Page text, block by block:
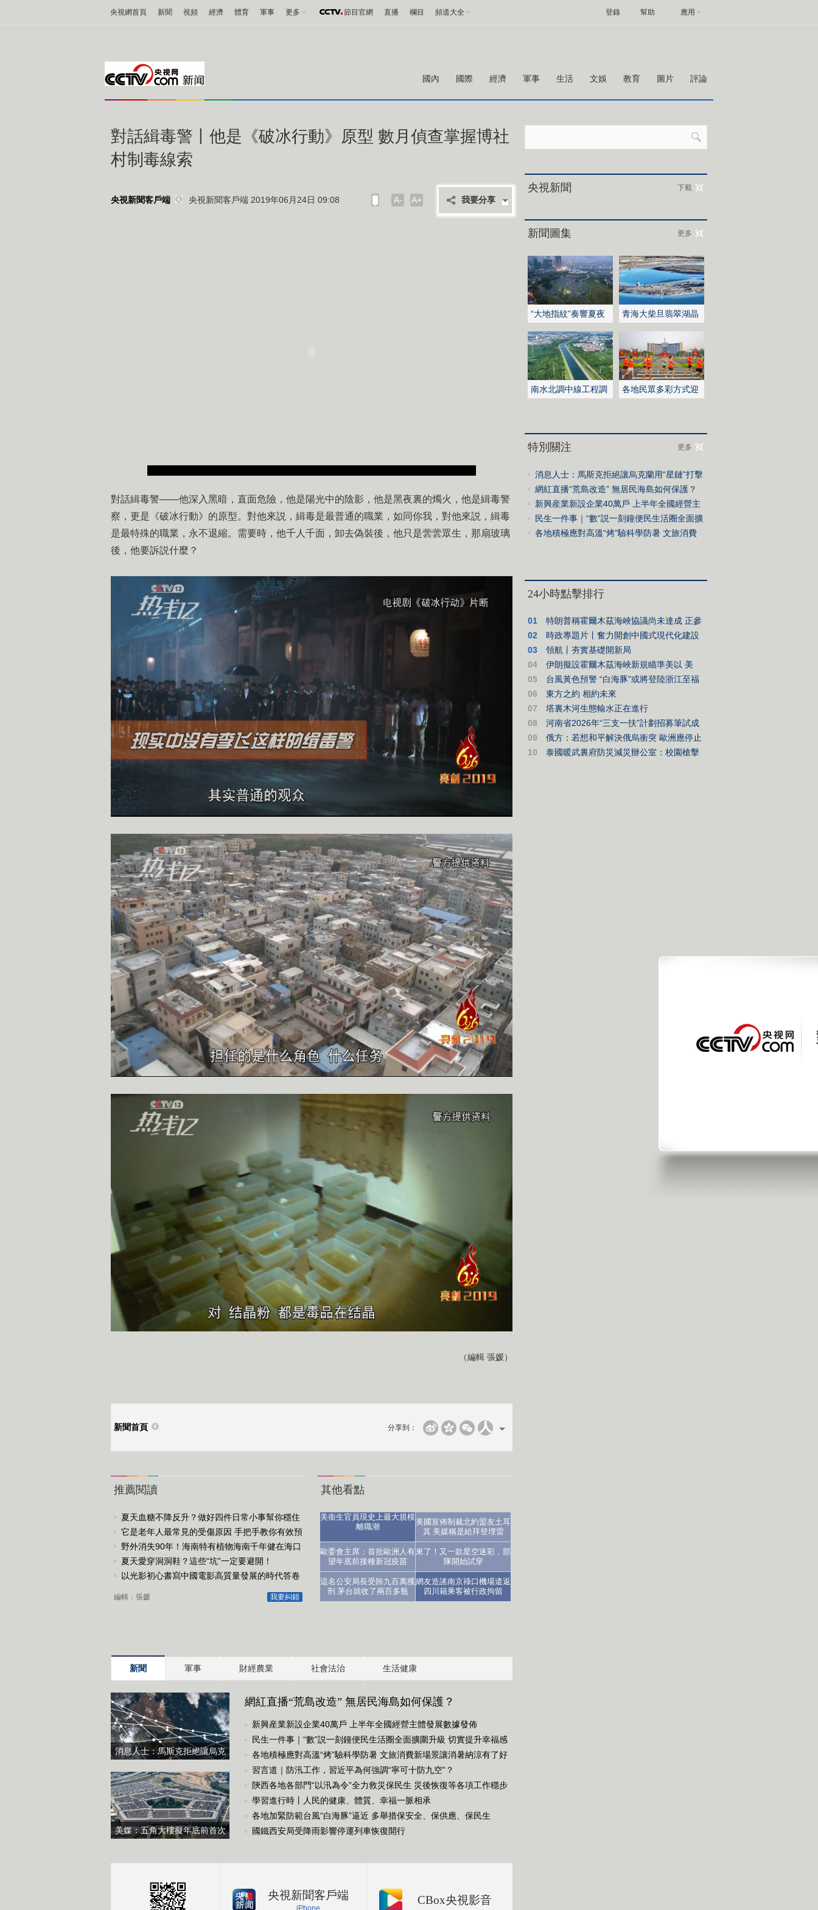
央視網首頁 新聞 視頻 經濟 體育 軍事 更多 節目官網 直播 欄目 頻道大全 幫助 應用
登錄
國內 國際 經濟 軍事 生活 文娛 教育 圖片 評論
對話緝毒警丨他是《破冰行動》原型 數月偵查掌握博社
村制毒線索
央視新聞客戶端 央視新聞客戶端 2019年06月24日 09:08 A- A+ 我要分享
對話緝毒警——他深入黑暗，直面危險，他是陽光中的陰影，他是黑夜裏的燭火，他是緝毒警
察，更是《破冰行動》的原型。對他來説，緝毒是最普通的職業，如同你我，對他來説，緝毒
是最特殊的職業，永不退縮。需要時，他千人千面，卸去偽裝後，他只是蕓蕓眾生，那扇玻璃
後，他要訴説什麼？
（編輯 張媛）
新聞首頁 分享到：
推薦閱讀
夏天血糖不降反升？做好四件日常小事幫你穩住
血糖
它是老年人最常見的受傷原因 手把手教你有效預
防
野外消失90年！海南特有植物海南千年健在海口
重現
夏天愛穿洞洞鞋？這些“坑”一定要避開！
以光影初心書寫中國電影高質量發展的時代答卷
我要糾錯
編輯：張媛
其他看點
美衞生官員現史上最大規模
離職潮
醫生：讓人沮喪
美國宣佈制裁北約盟友土耳
其 美媒稱是給拜登埋雷
歐委會主席：首批歐洲人有
望年底前接種新冠疫苗
來了！又一款星空迷彩，部
隊開始試穿
這名公安局長受賄九百萬獲
刑 茅台就收了兩百多瓶
網友造謠南京祿口機場遣返
四川籍乘客被行政拘留
新聞 軍事 財經農業 社會法治 生活健康
消息人士：馬斯克拒絕讓烏克
美媒：五角大樓擬年底前首次
網紅直播“荒島改造” 無居民海島如何保護？
新興産業新設企業40萬戶 上半年全國經營主體發展數據發佈
民生一件事｜“數”説一刻鐘便民生活圈全面擴圍升級 切實提升幸福感
各地積極應對高溫“烤”驗科學防暑 文旅消費新場景讓消暑納涼有了好
去處
習言道｜防汛工作，習近平為何強調“寧可十防九空”？
陝西各地各部門“以汛為令”全力救災保民生 災後恢復等各項工作穩步
推進中
學習進行時丨人民的健康、體質、幸福一脈相承
各地加緊防範台風“白海豚”逼近 多舉措保安全、保供應、保民生
國鐵西安局受降雨影響停運列車恢復開行
央視新聞客戶端
iPhone
CBox央視影音
央視新聞 下載
新聞圖集 更多
“大地指紋”奏響夏夜
文旅樂章
青海大柴旦翡翠湖晶
瑩剔透
南水北調中線工程調
各地民眾多彩方式迎
特別關注 更多
消息人士：馬斯克拒絕讓烏克蘭用“星鏈”打擊
俄境內目標
網紅直播“荒島改造” 無居民海島如何保護？
新興産業新設企業40萬戶 上半年全國經營主
體發展數據發佈
民生一件事｜“數”説一刻鐘便民生活圈全面擴
圍升級 切實提升幸福感
各地積極應對高溫“烤”驗科學防暑 文旅消費
24小時點擊排行
01
特朗普稱霍爾木茲海峽協議尚未達成 正參
與相關談判
02
時政專題片丨奮力開創中國式現代化建設
新局面——習近平總書記今年以來治國理政紀
實
03
領航丨夯實基礎開新局
04
伊朗擬設霍爾木茲海峽新規瞄準美以 美
國“硬蹭”談判桌
05
台風黃色預警 “白海豚”或將登陸浙江至福
建北部沿海地區
06
東方之約 相約未來
07
塔裏木河生態輸水正在進行
08
河南省2026年“三支一扶”計劃招募筆試成
績作廢 重新組織筆試
09
俄方：若想和平解決俄烏衝突 歐洲應停止
援烏
10
泰國暖武裏府防災減災辦公室：校園槍擊